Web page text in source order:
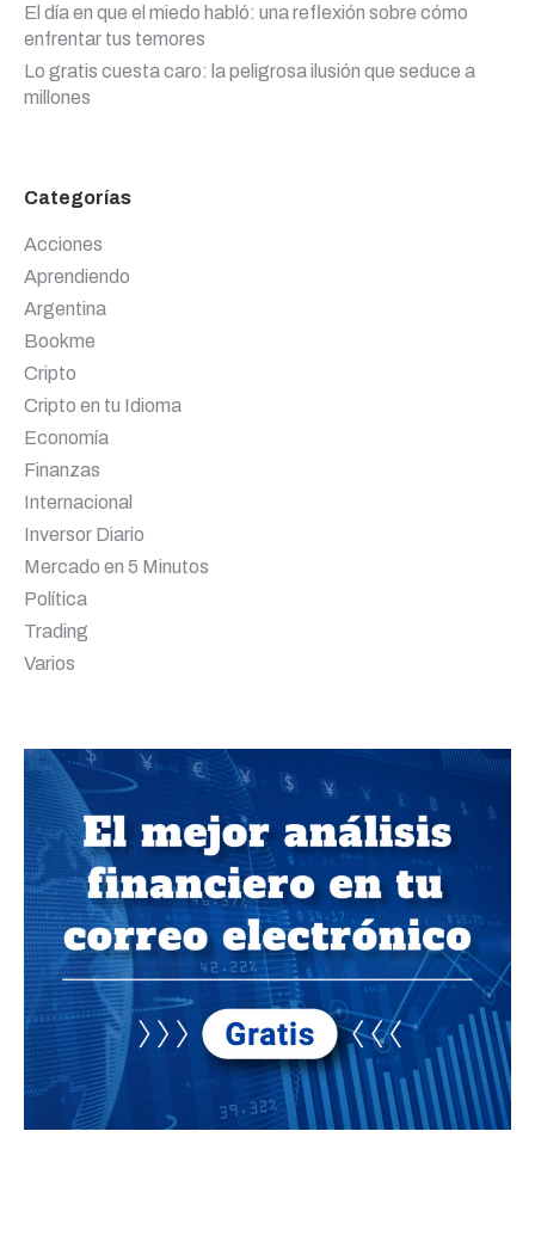
El día en que el miedo habló: una reflexión sobre cómo
enfrentar tus temores
Lo gratis cuesta caro: la peligrosa ilusión que seduce a
millones
Categorías
Acciones
Aprendiendo
Argentina
Bookme
Cripto
Cripto en tu Idioma
Economía
Finanzas
Internacional
Inversor Diario
Mercado en 5 Minutos
Política
Trading
Varios